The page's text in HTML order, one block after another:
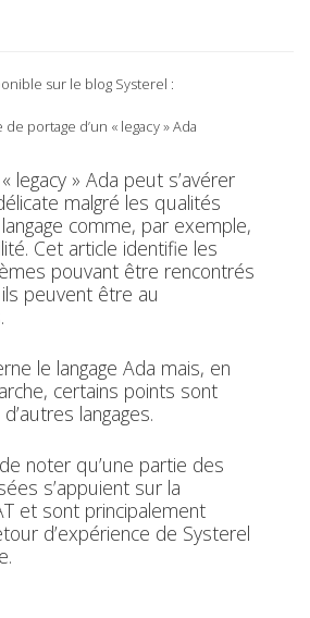
sur le blog Systerel :
portage d’un « legacy » Ada
legacy » Ada peut s’avérer
malgré les qualités
comme, par exemple,
Cet article identifie les
pouvant être rencontrés
peuvent être au
le langage Ada mais, en
certains points sont
langages.
noter qu’une partie des
s’appuient sur la
et sont principalement
d’expérience de Systerel